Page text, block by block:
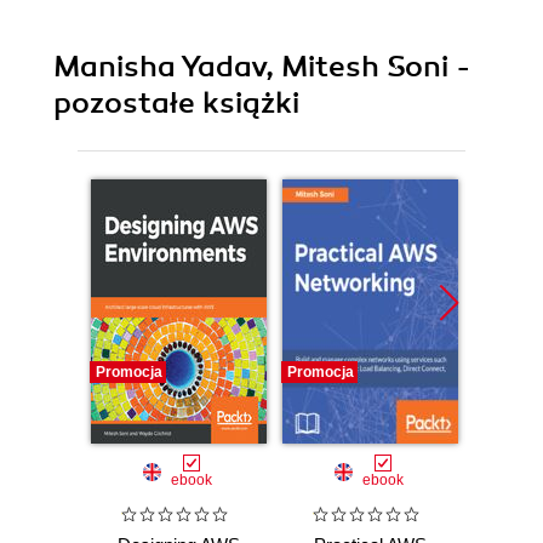
Manisha Yadav, Mitesh Soni -
pozostałe książki
Promocja
ebook
Promocja
ebook